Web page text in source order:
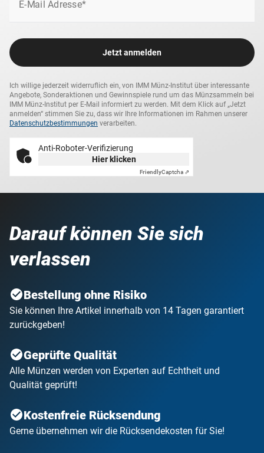
Ein prächtiger Goldschatz mit tiefer Bedeutung - jetzt
E-Mail Adresse*
Jetzt anmelden
Ich willige jederzeit widerruflich ein, von IMM Münz-Institut über interessante
Angebote, Sonderaktionen und Gewinnspiele rund um das Münzsammeln bei
IMM Münz-Institut per E-Mail informiert zu werden. Mit dem Klick auf „Jetzt
anmelden“ stimmen Sie zu, dass wir Ihre Informationen im Rahmen unserer
Datenschutzbestimmungen verarbeiten.
Anti-Roboter-Verifizierung
Hier klicken
FriendlyCaptcha ⇗
Darauf können Sie sich
verlassen
Bestellung ohne Risiko
Sie können Ihre Artikel innerhalb von 14 Tagen garantiert
zurückgeben!
Geprüfte Qualität
Alle Münzen werden von Experten auf Echtheit und
Qualität geprüft!
Kostenfreie Rücksendung
Gerne übernehmen wir die Rücksendekosten für Sie!